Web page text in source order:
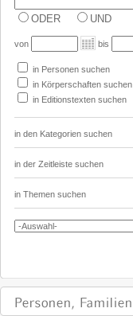
ODER UND
von bis
in Personen suchen
in Körperschaften suchen
in Editionstexten suchen
in den Kategorien suchen
in der Zeitleiste suchen
in Themen suchen